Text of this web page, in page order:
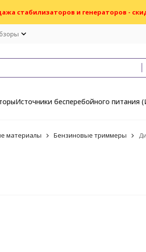
стабилизаторов и генераторов -
Источники бесперебойного питания
материалы Бензиновые триммеры